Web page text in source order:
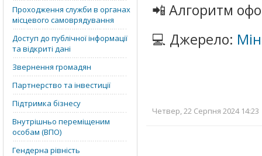
Проходження служби в органах
місцевого самоврядування
Доступ до публічної інформації
та відкриті дані
Звернення громадян
Партнерство та інвестиції
Підтримка бізнесу
Внутрішньо переміщеним
особам (ВПО)
Гендерна рівність
📲 Алгоритм
💻 Джерело:
Четвер, 22 Серпня 2024 14:23